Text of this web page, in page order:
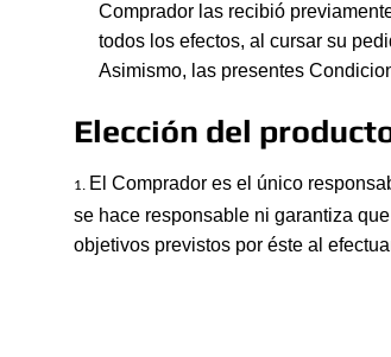
Comprador las recibió
todos los efectos, al cursar su
Asimismo, las presentes
Elección del
1. El Comprador es el único
se hace responsable ni garantiza
objetivos previstos por éste al